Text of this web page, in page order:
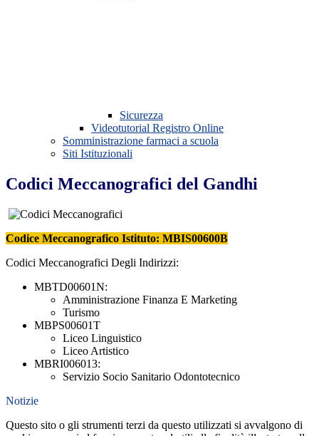
Sicurezza
Videotutorial Registro Online
Somministrazione farmaci a scuola
Siti Istituzionali
Codici Meccanografici del Gandhi
Codice Meccanografico Istituto: MBIS00600B
Codici Meccanografici Degli Indirizzi:
MBTD00601N:
Amministrazione Finanza E Marketing
Turismo
MBPS00601T
Liceo Linguistico
Liceo Artistico
MBRI006013:
Servizio Socio Sanitario Odontotecnico
Notizie
Questo sito o gli strumenti terzi da questo utilizzati si avvalgono di